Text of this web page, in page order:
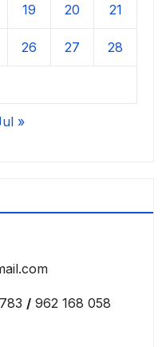
19 20 21
26 27 28
»
/ 962 168 058